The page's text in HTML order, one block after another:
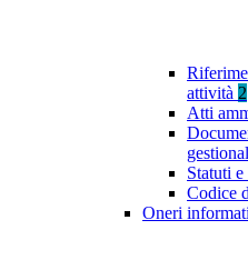
attività 2
Atti
Statuti
Codice
Oneri